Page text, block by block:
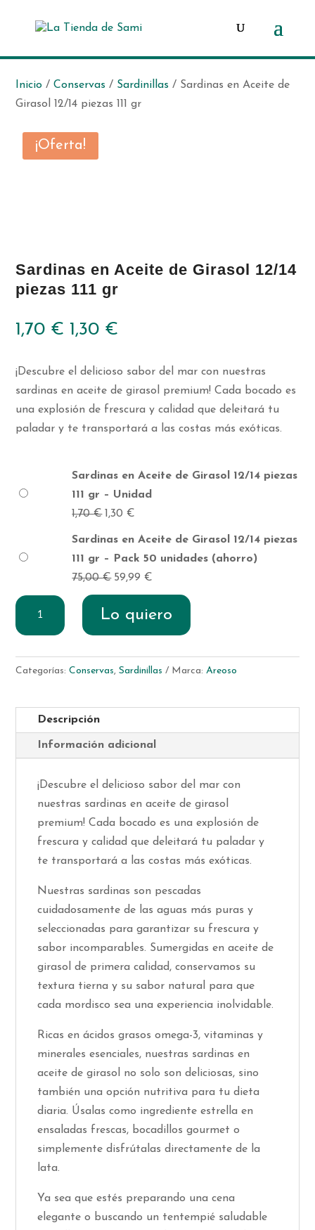
Inicio /Conservas / Sardinillas / Sardinas en Aceite de
Girasol 12/14 piezas 111 gr
¡Oferta!
Sardinas en Aceite de Girasol 12/14
piezas 111 gr
1,70 € 1,30 €
¡Descubre el delicioso sabor del mar con nuestras
sardinas en aceite de girasol premium! Cada bocado es
una explosión de frescura y calidad que deleitará tu
paladar y te transportará a las costas más exóticas.
Sardinas en Aceite de Girasol 12/14 piezas
111 gr – Unidad
1,70€
El
original
era:
1,30€
precio
actual
es:
Sardinas en Aceite de Girasol 12/14 piezas
111 gr – Pack 50 unidades (ahorro)
75,00€ El
precio
original
era:
59,99€
precio
actual
es:
Sardinas
de
piezas
111
gr
Lo quiero
Categorías:Conservas,Sardinillas Marca:Areoso
Descripción
Información adicional
¡Descubre el delicioso sabor del mar con
nuestras sardinas en aceite de girasol
premium! Cada bocado es una explosión de
frescura y calidad que deleitará tu paladar y
te transportará a las costas más exóticas.
Nuestras sardinas son pescadas
cuidadosamente de las aguas más puras y
seleccionadas para garantizar su frescura y
sabor incomparables. Sumergidas en aceite de
girasol de primera calidad, conservamos su
textura tierna y su sabor natural para que
cada mordisco sea una experiencia inolvidable.
Ricas en ácidos grasos omega-3, vitaminas y
minerales esenciales, nuestras sardinas en
aceite de girasol no solo son deliciosas, sino
también una opción nutritiva para tu dieta
diaria. Úsalas como ingrediente estrella en
ensaladas frescas, bocadillos gourmet o
simplemente disfrútalas directamente de la
lata.
Ya sea que estés preparando una cena
elegante o buscando un tentempié saludable